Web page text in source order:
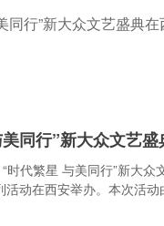
同行”新大众文艺
时代繁星 与美同行”新大众
活动在西安举办。本次活